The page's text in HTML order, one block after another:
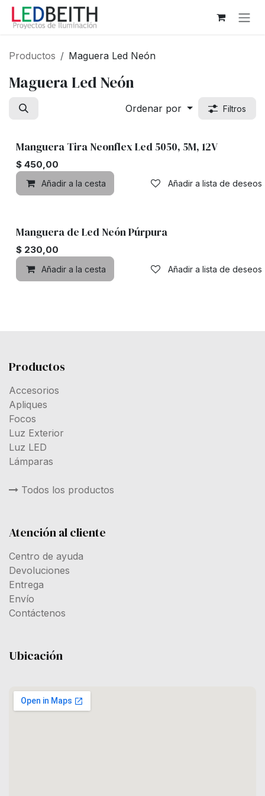
Ir al contenido
Productos Maguera Led Neón
Maguera Led Neón
Ordenar por Filtros
Manguera Tira Neonflex Led 5050, 5M, 12V
$ 450,00
Añadir a la cesta Añadir a lista de deseos
Manguera de Led Neón Púrpura
$ 230,00
Añadir a la cesta Añadir a lista de deseos
Productos
Accesorios
Apliques
Focos
Luz Exterior
Luz LED
Lámparas
Todos los productos
Atención al cliente
Centro de ayuda
Devoluciones
Entrega
Envío
Contáctenos
Ubicación